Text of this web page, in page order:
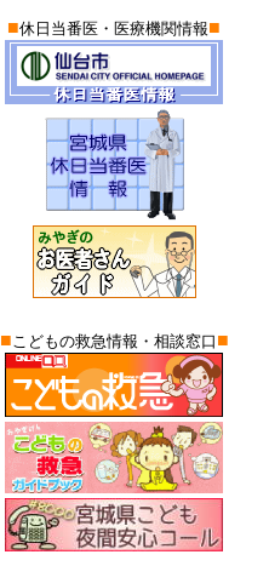
■休日当番医・医療機関情報■
■こどもの救急情報・相談窓口 ■